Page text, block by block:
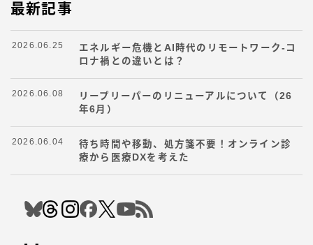
Follow Me
最新記事
エネルギー危機とAI時代のリモートワーク-コ
ロナ禍との違いとは？
2026.06.25
リープリーパーのリニューアルについて（26
年6月）
2026.06.08
待ち時間や移動、処方箋不要！オンライン診
療から医療DXを考えた
2026.06.04